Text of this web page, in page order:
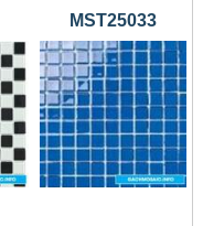
MST25033